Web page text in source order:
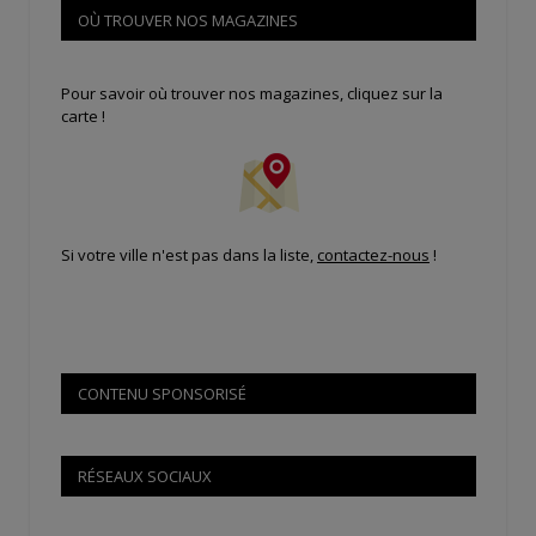
OÙ TROUVER NOS MAGAZINES
Pour savoir où trouver nos magazines, cliquez sur la
carte !
Si votre ville n'est pas dans la liste, contactez-nous !
CONTENU SPONSORISÉ
RÉSEAUX SOCIAUX